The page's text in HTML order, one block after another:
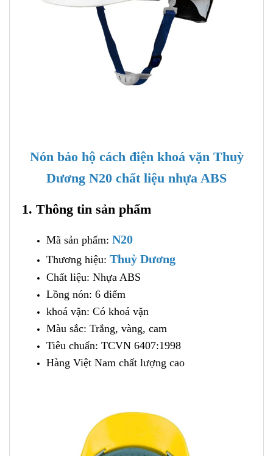
Nón bảo hộ cách điện khoá vặn Thuỳ
Dương N20 chất liệu nhựa ABS
1. Thông tin sản phẩm
Mã sản phẩm: N20
Thương hiệu: Thuỳ Dương
Chất liệu: Nhựa ABS
Lồng nón: 6 điểm
khoá vặn: Có khoá vặn
Màu sắc: Trắng, vàng, cam
Tiêu chuẩn: TCVN 6407:1998
Hàng Việt Nam chất lượng cao